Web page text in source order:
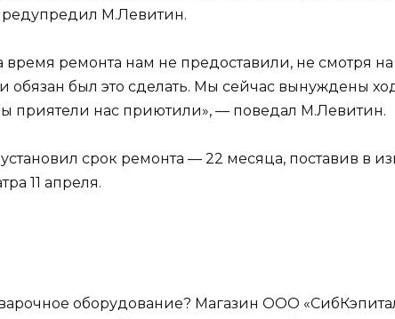
М.Левитин.
ремонта нам не предоставили, не смотря на
обязан был это сделать. Мы сейчас вынуждены
приятели нас приютили», — поведал М.Левитин.
срок ремонта — 22 месяца, поставив в
11 апреля.
оборудование? Магазин ООО